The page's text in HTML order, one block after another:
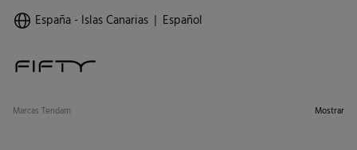
España - Islas Canarias Español
Marcas Tendam Mostrar